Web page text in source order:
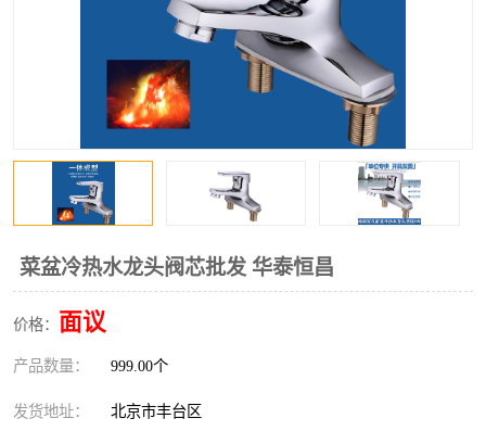
菜盆冷热水龙头阀芯批发 华泰恒昌
价格： 面议
产品数量： 999.00个
发货地址： 北京市丰台区